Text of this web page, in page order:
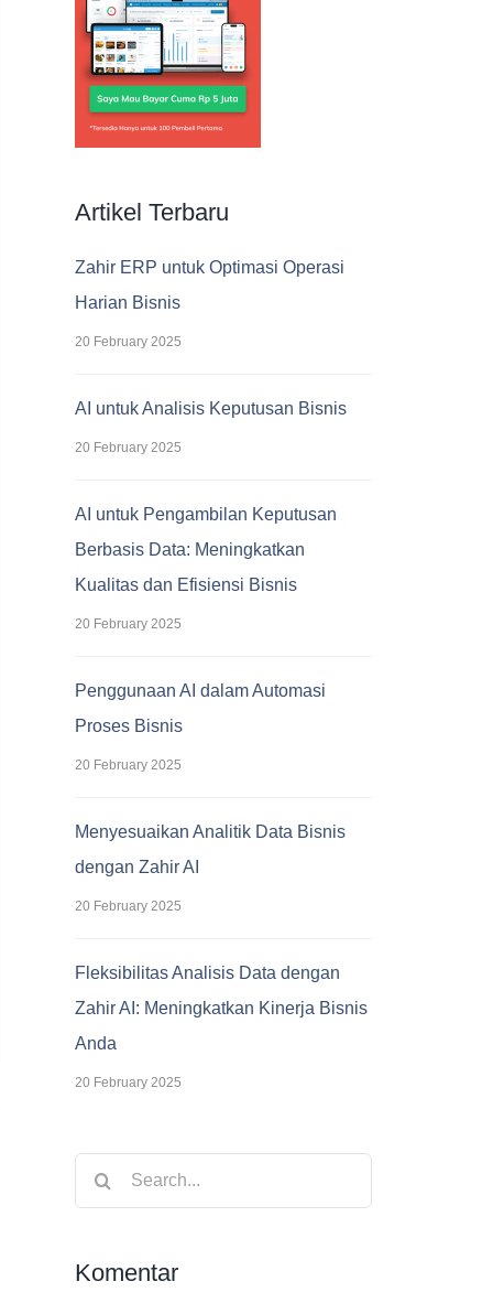
Artikel Terbaru
Zahir ERP untuk Optimasi Operasi
Harian Bisnis
20 February 2025
AI untuk Analisis Keputusan Bisnis
20 February 2025
AI untuk Pengambilan Keputusan
Berbasis Data: Meningkatkan
Kualitas dan Efisiensi Bisnis
20 February 2025
Penggunaan AI dalam Automasi
Proses Bisnis
20 February 2025
Menyesuaikan Analitik Data Bisnis
dengan Zahir AI
20 February 2025
Fleksibilitas Analisis Data dengan
Zahir AI: Meningkatkan Kinerja Bisnis
Anda
20 February 2025
Search
for:
Komentar